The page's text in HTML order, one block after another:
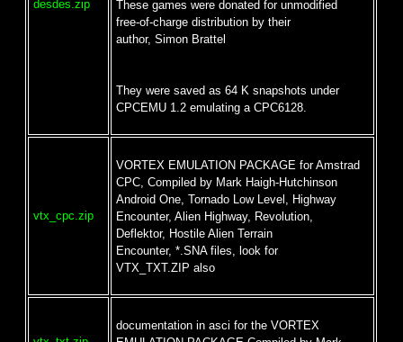
desdes.zip
These games were donated for unmodified
free-of-charge distribution by their
author, Simon Brattel
They were saved as 64 K snapshots under
CPCEMU 1.2 emulating a CPC6128.
vtx_cpc.zip
VORTEX EMULATION PACKAGE for Amstrad
CPC, Compiled by Mark Haigh-Hutchinson
Android One, Tornado Low Level, Highway
Encounter, Alien Highway, Revolution,
Deflektor, Hostile Alien Terrain
Encounter, *.SNA files, look for
VTX_TXT.ZIP also
documentation in asci for the VORTEX